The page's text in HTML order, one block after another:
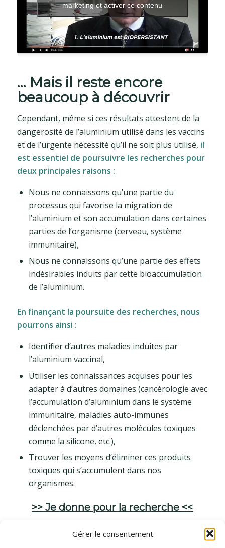
Gérer le consentement
marketing et activer ce contenu
… Mais il reste encore
beaucoup à découvrir
Cependant, même si ces résultats attestent de la
dangerosité de l’aluminium utilisé dans les vaccins
et de l’urgente nécessité qu’il ne soit plus utilisé, il
est essentiel de poursuivre les recherches pour
deux principales raisons :
Nous ne connaissons qu’une partie du
processus qui favorise la migration de
l’aluminium et son accumulation dans certaines
parties de l’organisme (cerveau, système
immunitaire),
Nous ne connaissons qu’une partie des effets
indésirables induits par cette bioaccumulation
de l’aluminium.
En finançant la poursuite des recherches, nous
pourrons ainsi :
Identifier d’autres maladies induites par
l’aluminium vaccinal,
Utiliser les connaissances acquises pour les
adapter à d’autres domaines (cancérologie avec
l’accumulation d’aluminium dans le système
immunitaire, maladies auto-immunes
déclenchées par d’autres molécules toxiques
comme la silicone, etc.),
Trouver les moyens d’éliminer ces produits
toxiques qui s’accumulent dans nos
organismes.
>> Je donne pour la recherche <<